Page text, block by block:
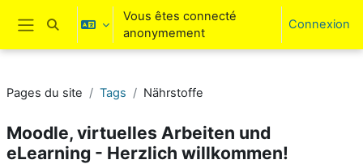
Passer au contenu principal
Panneau latéral
Activer/désactiver la saisie de recherche
Vous êtes connecté
anonymement
Connexion
Pages du site Tags Nährstoffe
Moodle, virtuelles Arbeiten und
eLearning - Herzlich willkommen!